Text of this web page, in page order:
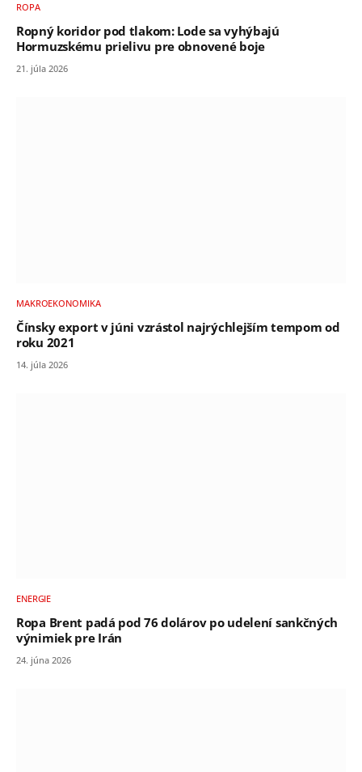
ROPA
Ropný koridor pod tlakom: Lode sa vyhýbajú
Hormuzskému prielivu pre obnovené boje
21. júla 2026
MAKROEKONOMIKA
Čínsky export v júni vzrástol najrýchlejším tempom od
roku 2021
14. júla 2026
ENERGIE
Ropa Brent padá pod 76 dolárov po udelení sankčných
výnimiek pre Irán
24. júna 2026